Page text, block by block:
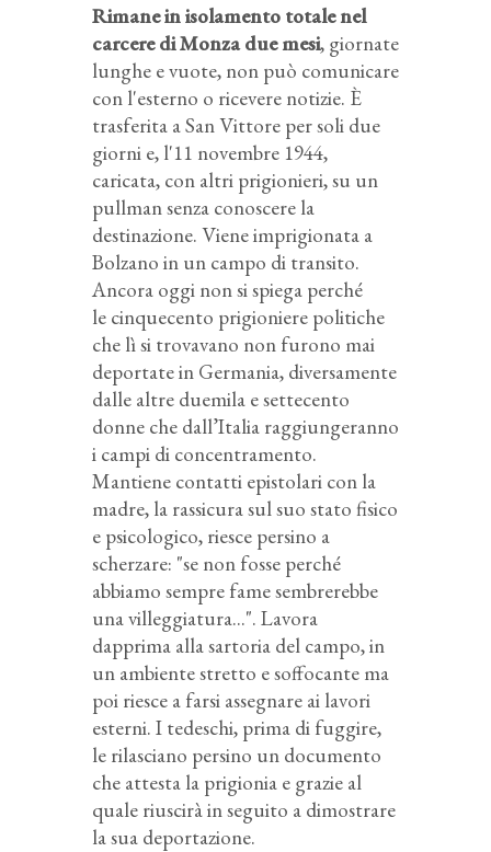
Rimane in isolamento totale nel
carcere di Monza due mesi, giornate
lunghe e vuote, non può comunicare
con l'esterno o ricevere notizie. È
trasferita a San Vittore per soli due
giorni e, l'11 novembre 1944,
caricata, con altri prigionieri, su un
pullman senza conoscere la
destinazione. Viene imprigionata a
Bolzano in un campo di transito.
Ancora oggi non si spiega perché
le cinquecento prigioniere politiche
che lì si trovavano non furono mai
deportate in Germania, diversamente
dalle altre duemila e settecento
donne che dall’Italia raggiungeranno
i campi di concentramento.
Mantiene contatti epistolari con la
madre, la rassicura sul suo stato fisico
e psicologico, riesce persino a
scherzare: "se non fosse perché
abbiamo sempre fame sembrerebbe
una villeggiatura...". Lavora
dapprima alla sartoria del campo, in
un ambiente stretto e soffocante ma
poi riesce a farsi assegnare ai lavori
esterni. I tedeschi, prima di fuggire,
le rilasciano persino un documento
che attesta la prigionia e grazie al
quale riuscirà in seguito a dimostrare
la sua deportazione.